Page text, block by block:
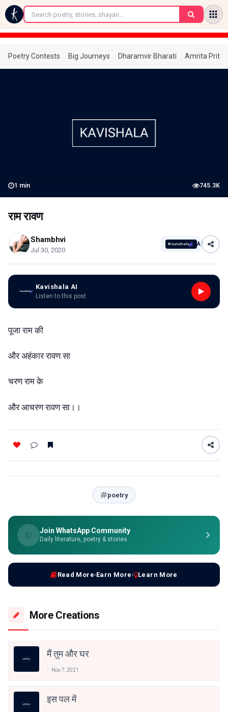
←
Poetry Contests Big Journeys Dharamvir Bharati Amrita
1 min 745.3K
राम रावण
Shambhvi
Jul 30, 2020
AI
Kavishala AI
Listen to this post
पूजा राम की
और अहंकार रावण सा
चरण राम के
और आचरण रावण सा।।
poetry
Join WhatsApp Community
Daily literature, poetry & stories
Read More Earn More Learn More
More Creations
मैं तुम और घर
Nov 7, 2021
इस पल में